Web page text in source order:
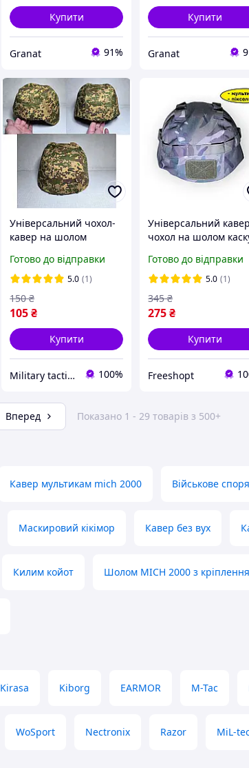
Купити
Granat 91%
Купити
Granat
Універсальний чохол-
кавер на шолом
НГУ з вухами,
камуфляжний,
захисний
Готово до відправки
5.0 (1)
105₴
150 ₴
Купити
Military tactical 100%
Універсальний кавер
чохол на шолом
вухами з липучкою
Velcro та стропою
Готово до відправки
5.0 (1)
275₴
345 ₴
Купити
Freeshopt
Вперед Показано 1 - 29 товарів з 500+
Кавер мультикам mich 2000 Військове
Маскировий кікімор Кавер без вух
Килим койот Шолом MICH 2000 з
Kirasa Kiborg EARMOR M-Tac
WoSport Nectronix Razor MiL-